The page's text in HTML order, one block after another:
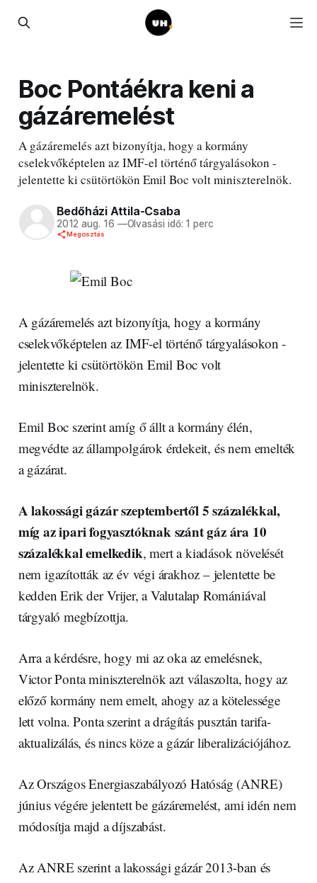
Boc Pontáékra keni a
gázáremelést
A gázáremelés azt bizonyítja, hogy a kormány
cselekvőképtelen az IMF-el történő tárgyalásokon -
jelentette ki csütörtökön Emil Boc volt miniszterelnök.
Bedőházi Attila-Csaba
2012 aug. 16 —Olvasási idő: 1 perc
Megosztás
A gázáremelés azt bizonyítja, hogy a kormány
cselekvőképtelen az IMF-el történő tárgyalásokon -
jelentette ki csütörtökön Emil Boc volt
miniszterelnök.
Emil Boc szerint amíg ő állt a kormány élén,
megvédte az állampolgárok érdekeit, és nem emelték
a gázárat.
A lakossági gázár szeptembertől 5 százalékkal,
míg az ipari fogyasztóknak szánt gáz ára 10
százalékkal emelkedik, mert a kiadások növelését
nem igazították az év végi árakhoz – jelentette be
kedden Erik der Vrijer, a Valutalap Romániával
tárgyaló megbízottja.
Arra a kérdésre, hogy mi az oka az emelésnek,
Victor Ponta miniszterelnök azt válaszolta, hogy az
előző kormány nem emelt, ahogy az a kötelessége
lett volna. Ponta szerint a drágítás pusztán tarifa-
aktualizálás, és nincs köze a gázár liberalizációjához.
Az Országos Energiaszabályozó Hatóság (ANRE)
június végére jelentett be gázáremelést, ami idén nem
módosítja majd a díjszabást.
Az ANRE szerint a lakossági gázár 2013-ban és